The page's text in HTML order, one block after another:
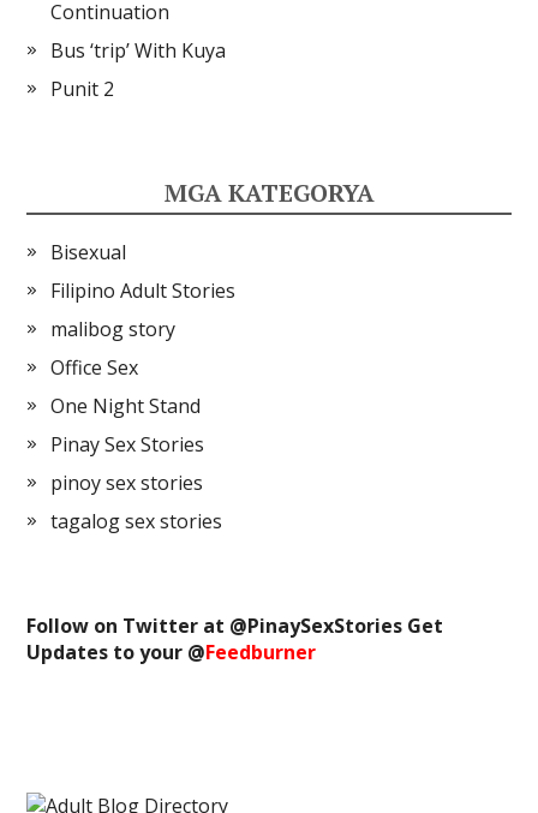
Continuation
Bus ‘trip’ With Kuya
Punit 2
MGA KATEGORYA
Bisexual
Filipino Adult Stories
malibog story
Office Sex
One Night Stand
Pinay Sex Stories
pinoy sex stories
tagalog sex stories
Follow on Twitter at @PinaySexStories Get
Updates to your @Feedburner